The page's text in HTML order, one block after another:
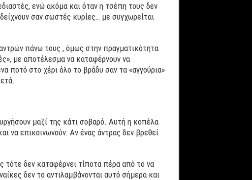
ενώ ακόμα και όταν η τσέπη τους δεν
σαν σωστές κυρίες… με συγχωρείται
πάνω τους , όμως στην πραγματικότητα
με αποτέλεσμα να καταφέρνουν να
ποτό στο χέρι όλο το βράδυ σαν τα «αγγούρια»
μαζί της κάτι σοβαρό. Αυτή η κοπέλα
να επικοινωνούν. Αν ένας άντρας δεν βρεθεί
τότε δεν καταφέρνει τίποτα πέρα από το να
δεν το αντιλαμβάνονται αυτό σήμερα και